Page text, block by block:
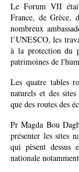
Le Forum VII
France, de Grèce,
nombreux
l’UNESCO, les
à la protection du
patrimoines de
Les quatre tables
naturels et des
que des routes des
Pr Magda Bou
présenter les sites
qui pèsent dessus
nationale